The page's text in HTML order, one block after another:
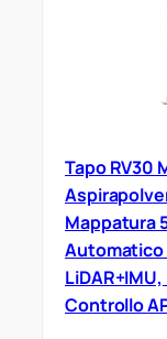
Tapo RV30
Mappatura
Automatico
Controllo